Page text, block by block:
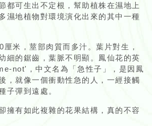
都可生出不定根，幫助植株在濕地上
濕地植物對環境演化出來的其中一種
米，莖部肉質而多汁。葉片對生，
細的鋸齒，葉脈不明顯。鳳仙花的英
not'，中文名為「急性子」，是因鳳
，就像一個衝動性急的人，一經接觸
子彈到遠處。
擁有如此複雜的花果結構，真的不容